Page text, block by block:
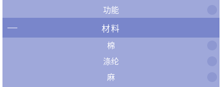
功能
材料
棉
涤纶
麻